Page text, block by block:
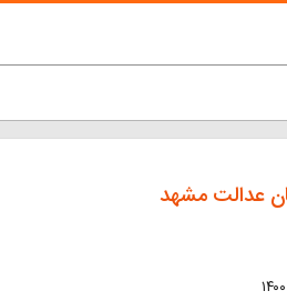
عدالت مشهد